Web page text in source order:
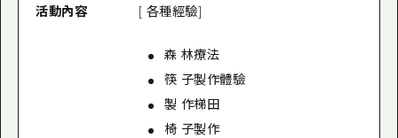
活動內容 [ 各種經驗]
森 林療法
筷 子製作體驗
製 作梯田
椅 子製作